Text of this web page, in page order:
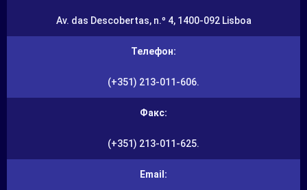
Av. das Descobertas, n.º 4, 1400-092 Lisboa
Телефон:
(+351) 213-011-606.
Факс:
(+351) 213-011-625.
Email: